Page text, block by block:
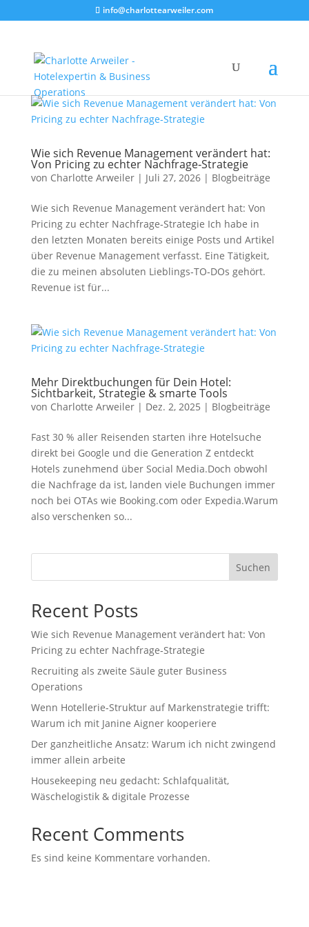
info@charlottearweiler.com
Wie sich Revenue Management verändert hat:
Von Pricing zu echter Nachfrage‑Strategie
von Charlotte Arweiler| Juli 27, 2026| Blogbeiträge
Wie sich Revenue Management verändert hat: Von
Pricing zu echter Nachfrage‑Strategie Ich habe in
den letzten Monaten bereits einige Posts und Artikel
über Revenue Management verfasst. Eine Tätigkeit,
die zu meinen absoluten Lieblings‑TO‑DOs gehört.
Revenue ist für...
Mehr Direktbuchungen für Dein Hotel:
Sichtbarkeit, Strategie & smarte Tools
von Charlotte Arweiler| Dez. 2, 2025 | Blogbeiträge
Fast 30 % aller Reisenden starten ihre Hotelsuche
direkt bei Google und die Generation Z entdeckt
Hotels zunehmend über Social Media.Doch obwohl
die Nachfrage da ist, landen viele Buchungen immer
noch bei OTAs wie Booking.com oder Expedia.Warum
also verschenken so...
Suchen
Recent Posts
Wie sich Revenue Management verändert hat: Von
Pricing zu echter Nachfrage‑Strategie
Recruiting als zweite Säule guter Business
Operations
Wenn Hotellerie‑Struktur auf Markenstrategie trifft:
Warum ich mit Janine Aigner kooperiere
Der ganzheitliche Ansatz: Warum ich nicht zwingend
immer allein arbeite
Housekeeping neu gedacht: Schlafqualität,
Wäschelogistik & digitale Prozesse
Recent Comments
Es sind keine Kommentare vorhanden.